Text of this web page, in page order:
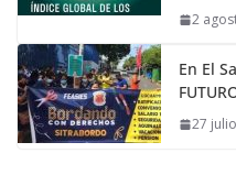
2
En El
27